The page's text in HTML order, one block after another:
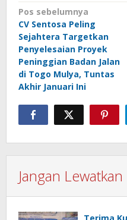
Navigasi
pos
Pos sebelumnya
CV Sentosa Peling
Sejahtera Targetkan
Penyelesaian Proyek
Peninggian Badan Jalan
di Togo Mulya, Tuntas
Akhir Januari Ini
Jangan Lewatkan